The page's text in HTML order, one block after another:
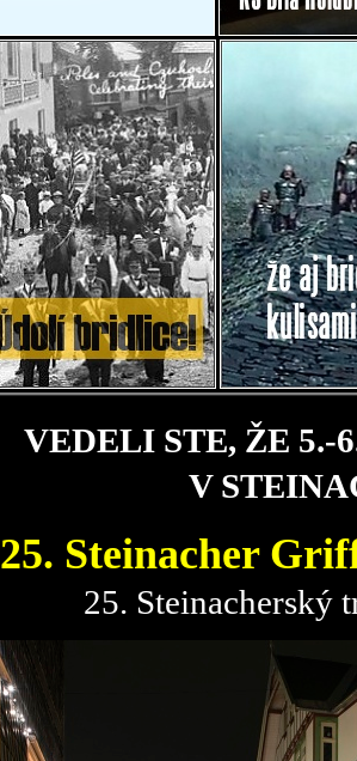
VEDELI STE, ŽE 5.-
V
25. Steinacher
25. Steinacherský